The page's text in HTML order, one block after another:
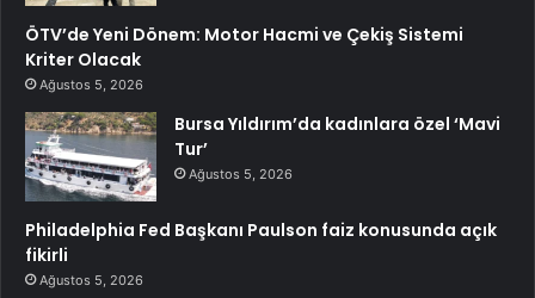
ÖTV’de Yeni Dönem: Motor Hacmi ve Çekiş Sistemi
Kriter Olacak
Ağustos 5, 2026
Bursa Yıldırım’da kadınlara özel ‘Mavi
Tur’
Ağustos 5, 2026
Philadelphia Fed Başkanı Paulson faiz konusunda açık
fikirli
Ağustos 5, 2026